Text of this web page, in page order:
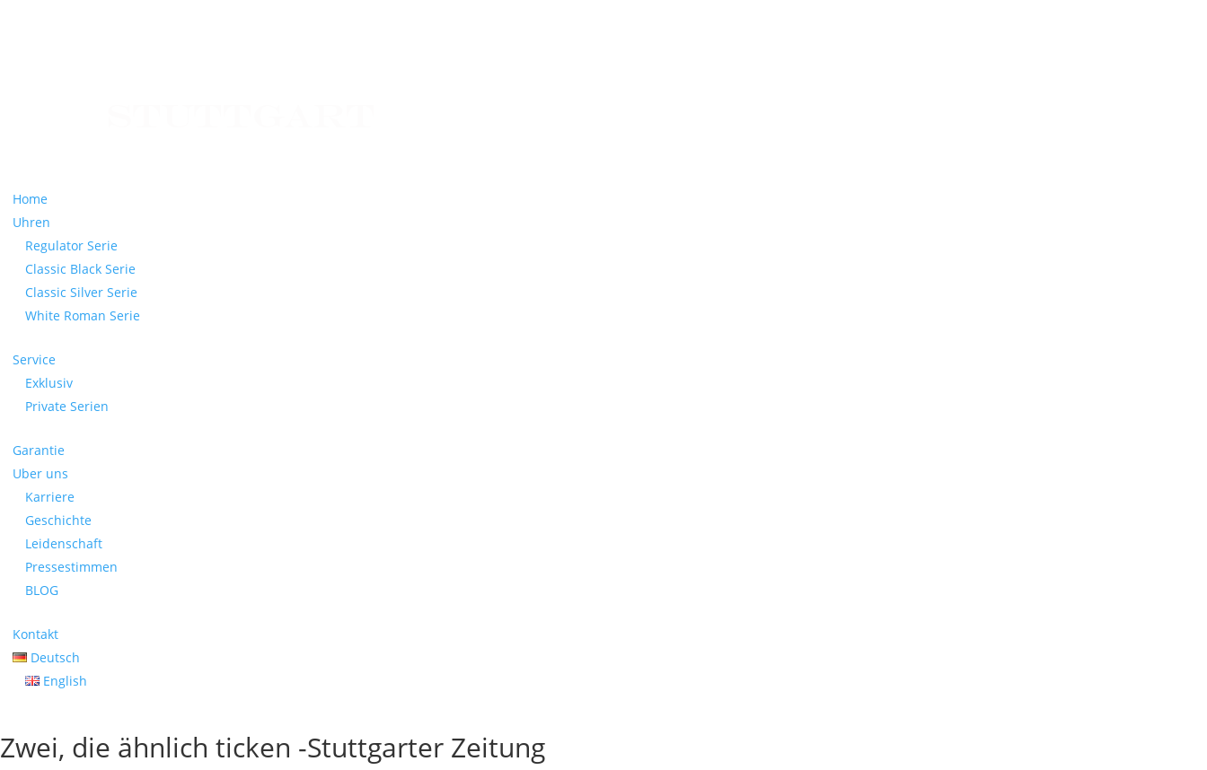
Home
Uhren
Regulator Serie
Classic Black Serie
Classic Silver Serie
White Roman Serie
Service
Exklusiv
Private Serien
Garantie
Uber uns
Karriere
Geschichte
Leidenschaft
Pressestimmen
BLOG
Kontakt
Deutsch
English
Zwei, die ähnlich ticken -Stuttgarter Zeitung